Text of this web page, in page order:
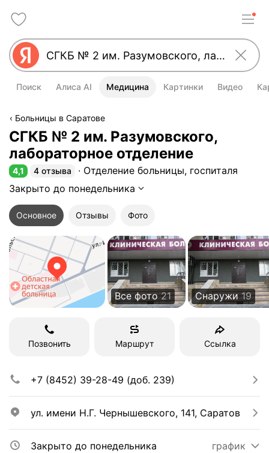
Поиск Алиса AI Медицина Картинки Видео
Больницы в Саратове
СГКБ № 2 им. Разумовского,
лабораторное отделение
Рейтинг 4,1 из 5
4,1 4 отзыва
Отделение больницы, госпиталя
Закрыто до понедельника
Основное Отзывы Фото
Все фото21 Снаружи19
Позвонить Маршрут Ссылка
+7 (8452) 39-28-49 (доб. 239)
ул. имени Н.Г. Чернышевского, 141, Саратов
Закрыто до понедельника график